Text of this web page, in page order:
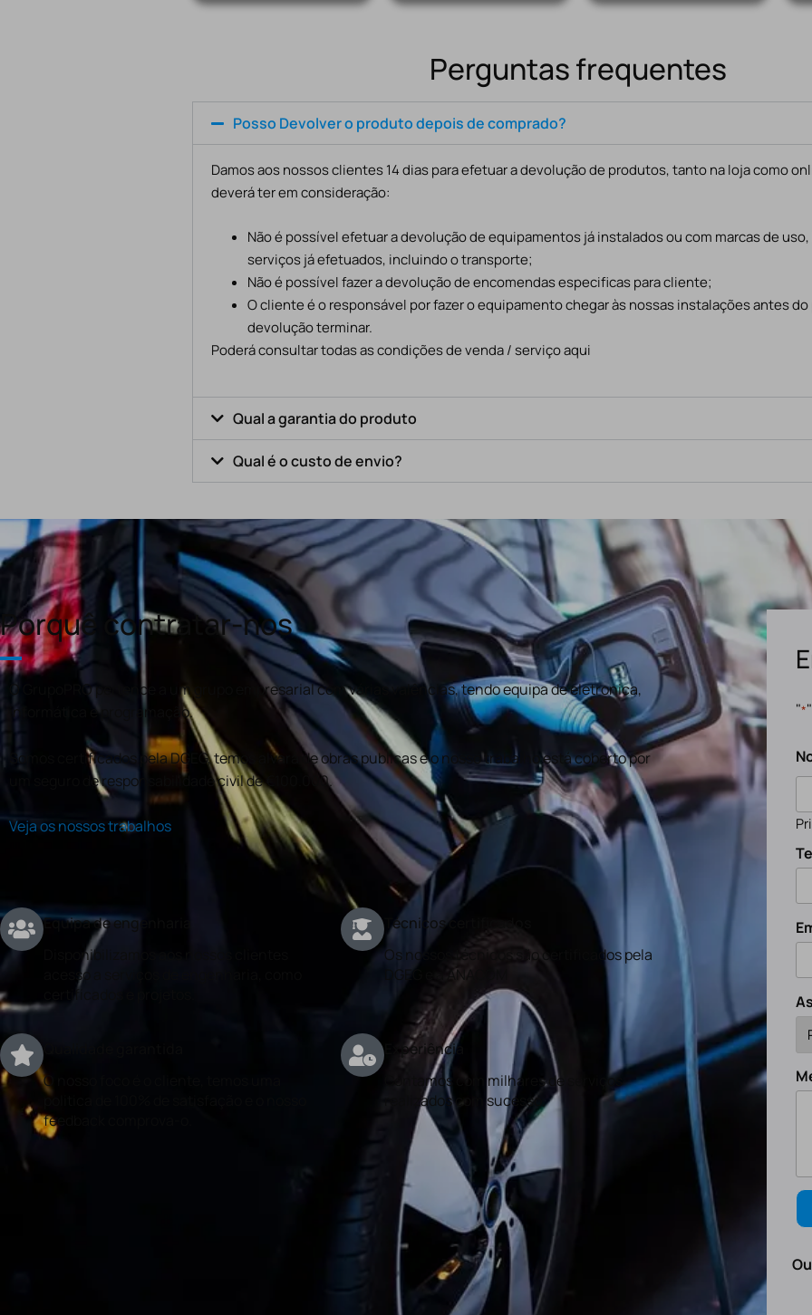
Perguntas frequentes
Posso Devolver o produto depois de comprado?
Damos aos nossos clientes 14 dias para efetuar a devolução de produtos, tanto na loja como
deverá ter em consideração:
Não é possível efetuar a devolução de equipamentos já instalados ou com marcas de
serviços já efetuados, incluindo o transporte;
Não é possível fazer a devolução de encomendas especificas para cliente;
O cliente é o responsável por fazer o equipamento chegar às nossas instalações antes
devolução terminar.
Poderá consultar todas as condições de venda / serviço aqui
Qual a garantia do produto
Qual é o custo de envio?
Porquê contratar-nos
O GrupoPRO pertence a um grupo empresarial com várias valências, tendo equipa de eletronica,
informática e programação.
Somos certificados pela DGEG, temos alvará de obras publicas e o nosso trabalho está coberto por
um seguro de responsabilidade civil de €100.000.
Veja os nossos trabalhos
Equipa de engenharia
Disponibilizamos aos nossos clientes
acesso a serviços de engenharia, como
certificados e projetos.
Técnicos certificados
Os nossos técnicos são certificados pela
DGEG e a ANACOM
O nosso foco é o cliente, temos uma
politica de 100% de satisfação e o nosso
feedback comprova-o.
Experiência
Contamos com milhares de serviços
realizados com sucesso.
"*